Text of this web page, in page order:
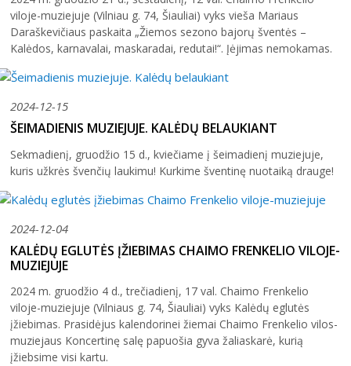
viloje-muziejuje (Vilniau g. 74, Šiauliai) vyks vieša Mariaus
Daraškevičiaus paskaita „Žiemos sezono bajorų šventės –
Kalėdos, karnavalai, maskaradai, redutai!“. Įėjimas nemokamas.
2024-12-15
ŠEIMADIENIS MUZIEJUJE. KALĖDŲ BELAUKIANT
Sekmadienį, gruodžio 15 d., kviečiame į šeimadienį muziejuje,
kuris užkrės švenčių laukimu! Kurkime šventinę nuotaiką drauge!
2024-12-04
KALĖDŲ EGLUTĖS ĮŽIEBIMAS CHAIMO FRENKELIO VILOJE-
MUZIEJUJE
2024 m. gruodžio 4 d., trečiadienį, 17 val. Chaimo Frenkelio
viloje-muziejuje (Vilniaus g. 74, Šiauliai) vyks Kalėdų eglutės
įžiebimas. Prasidėjus kalendorinei žiemai Chaimo Frenkelio vilos-
muziejaus Koncertinę salę papuošia gyva žaliaskarė, kurią
įžiebsime visi kartu.